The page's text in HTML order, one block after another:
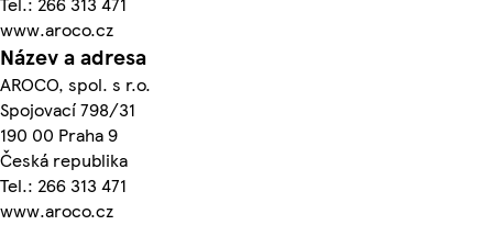
www.aroco.cz
Název a adresa
AROCO, spol. s r.o.
Spojovací 798/31
190 00 Praha 9
Česká republika
Tel.: 266 313 471
www.aroco.cz